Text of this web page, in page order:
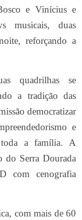
e Vinícius e
musicais, duas
reforçando a
quadrilhas se
a tradição das
democratizar
e
toda a família. A
do Serra Dourada
com cenografia
com mais de 60